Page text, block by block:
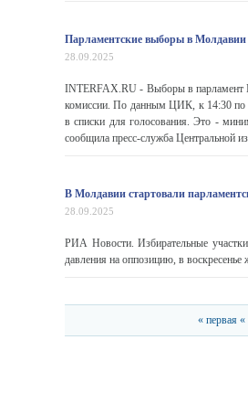
Парламентские выборы в
28.09.2025
INTERFAX.RU - Выборы в парламент
комиссии. По данным ЦИК, к 14:30 по
в списки для голосования. Это -
сообщила пресс-служба Центральной
В Молдавии стартовали
28.09.2025
РИА Новости. Избирательные
давления на оппозицию, в
« первая «